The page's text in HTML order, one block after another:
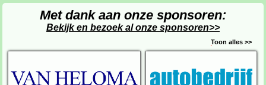
Met dank aan onze sponsoren:
Bekijk en bezoek al onze sponsoren>>
Toon alles >>